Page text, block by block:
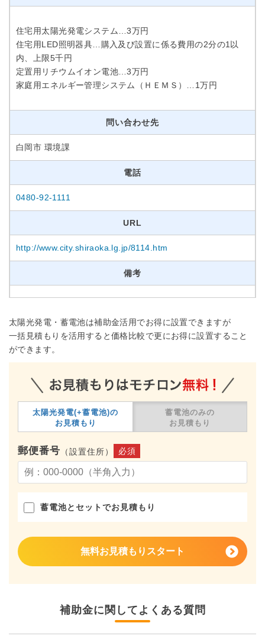
住宅用太陽光発電システム…3万円
住宅用LED照明器具…購入及び設置に係る費用の2分の1以
内、上限5千円
定置用リチウムイオン電池…3万円
家庭用エネルギー管理システム（ＨＥＭＳ）…1万円
問い合わせ先
白岡市 環境課
電話
0480-92-1111
URL
http://www.city.shiraoka.lg.jp/8114.htm
備考
太陽光発電・蓄電池は補助金活用でお得に設置できますが
一括見積もりを活用すると価格比較で更にお得に設置すること
ができます。
太陽光発電(+蓄電池)の
お見積もり
蓄電池のみの
お見積もり
郵便番号 （設置住所） 必須
蓄電池とセットでお見積もり
無料お見積もりスタート
補助金に関してよくある質問